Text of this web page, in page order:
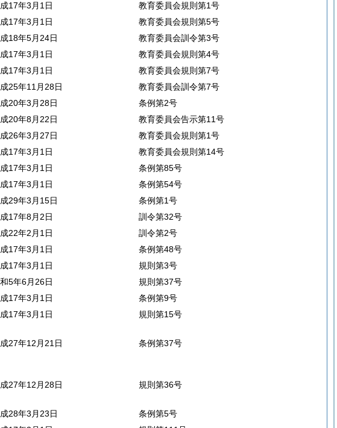
17年3月1日
教育委員会規則第1号
17年3月1日
教育委員会規則第5号
18年5月24日
教育委員会訓令第3号
17年3月1日
教育委員会規則第4号
17年3月1日
教育委員会規則第7号
25年11月28日
教育委員会訓令第7号
20年3月28日
条例第2号
20年8月22日
教育委員会告示第11号
26年3月27日
教育委員会規則第1号
17年3月1日
教育委員会規則第14号
17年3月1日
条例第85号
17年3月1日
条例第54号
29年3月15日
条例第1号
17年8月2日
訓令第32号
22年2月1日
訓令第2号
17年3月1日
条例第48号
17年3月1日
規則第3号
5年6月26日
規則第37号
17年3月1日
条例第9号
17年3月1日
規則第15号
27年12月21日 条例第37号
27年12月28日 規則第36号
28年3月23日
条例第5号